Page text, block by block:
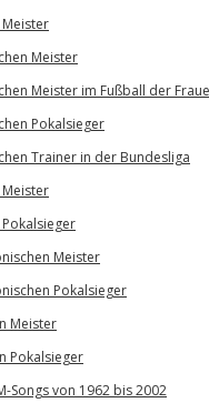
Meister
Meister im Fußball der
Pokalsieger
Trainer in der Bundesliga
Meister
Pokalsieger
Meister
Pokalsieger
Songs von 1962 bis 2002